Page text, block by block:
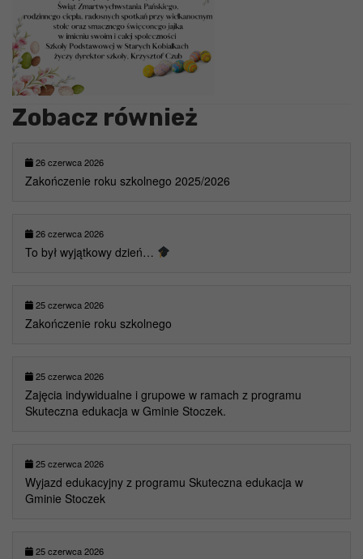
Zobacz również
26 czerwca 2026
Zakończenie roku szkolnego 2025/2026
26 czerwca 2026
To był wyjątkowy dzień…
25 czerwca 2026
Zakończenie roku szkolnego
25 czerwca 2026
Zajęcia indywidualne i grupowe w ramach z programu
Skuteczna edukacja w Gminie Stoczek.
25 czerwca 2026
Wyjazd edukacyjny z programu Skuteczna edukacja w
Gminie Stoczek
25 czerwca 2026